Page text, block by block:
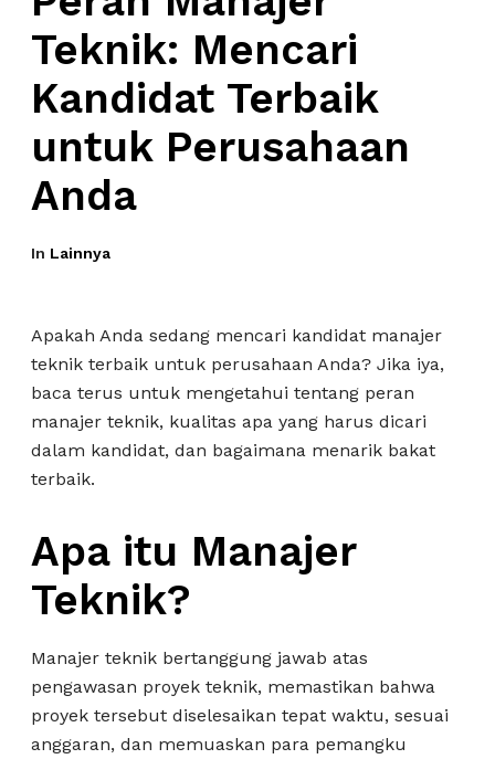
Teknik: Mencari
Kandidat Terbaik
untuk Perusahaan
Anda
In Lainnya
Apakah Anda sedang mencari kandidat manajer
teknik terbaik untuk perusahaan Anda? Jika iya,
baca terus untuk mengetahui tentang peran
manajer teknik, kualitas apa yang harus dicari
dalam kandidat, dan bagaimana menarik bakat
terbaik.
Apa itu Manajer
Teknik?
Manajer teknik bertanggung jawab atas
pengawasan proyek teknik, memastikan bahwa
proyek tersebut diselesaikan tepat waktu, sesuai
anggaran, dan memuaskan para pemangku